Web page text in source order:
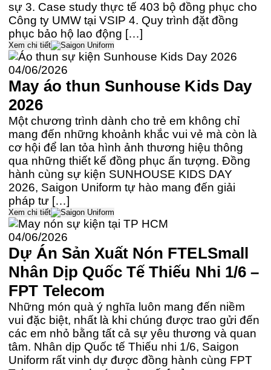
sự 3. Case study thực tế 403 bộ đồng phục cho
Công ty UMW tại VSIP 4. Quy trình đặt đồng
phục bảo hộ lao động […]
Xem chi tiết
04/06/2026
May áo thun Sunhouse Kids Day
2026
Một chương trình dành cho trẻ em không chỉ
mang đến những khoảnh khắc vui vẻ mà còn là
cơ hội để lan tỏa hình ảnh thương hiệu thông
qua những thiết kế đồng phục ấn tượng. Đồng
hành cùng sự kiện SUNHOUSE KIDS DAY
2026, Saigon Uniform tự hào mang đến giải
pháp tư […]
Xem chi tiết
04/06/2026
Dự Án Sản Xuất Nón FTELSmall
Nhân Dịp Quốc Tế Thiếu Nhi 1/6 –
FPT Telecom
Những món quà ý nghĩa luôn mang đến niềm
vui đặc biệt, nhất là khi chúng được trao gửi đến
các em nhỏ bằng tất cả sự yêu thương và quan
tâm. Nhân dịp Quốc tế Thiếu nhi 1/6, Saigon
Uniform rất vinh dự được đồng hành cùng FPT